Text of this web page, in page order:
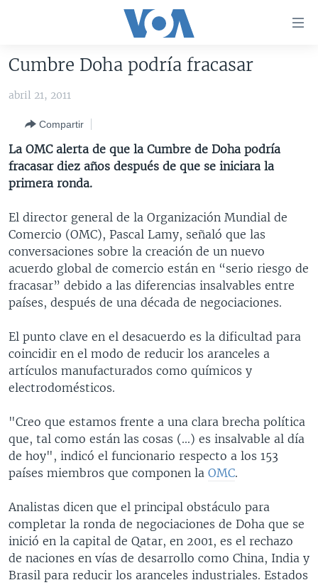
accesibilidad
principal
Salte
al
navegador
Salte
búsqueda
AMÉRICA DEL NORTE
EEUU
MÉXICO
HAITÍ
ELECCIONES EEUU 2024
ELECCIONES EEUU
VOTO DIVIDIDO
VOA VERIFICA
VOA VERIFICA UCRANIA/RUSIA
VOA VERIFICA INMIGRACIÓN
AMÉRICA LATINA
ARGENTINA
COLOMBIA
CHILE
ECUADOR
VENEZUELA
BRASIL
CHINA EN AMÉRICA LATINA
COSTA RICA
EL SALVADOR
GUATEMALA
HONDURAS
NICARAGUA
OTRAS SECCIONES
INMIGRACIÓN
LIBERTAD DE PRENSA
MUNDO
ECONOMÍA
ENTRETENIMIENTO Y CULTURA
TECNOLOGÍA
CIENCIA Y SALUD
ESPECIALES DE LA VOA
LIBERTAD DE PRENSA
UCRANIA
MULTIMEDIA
VIDEOS
FOTOGRAFÍA
PROGRAMAS TV
EL MUNDO AL DÍA
VISIÓN 360
LAS CLAVES
RADIO
AUDIONOTICIAS
BUENOS DÍAS AMÉRICA
ESTADOS UNIDOS AL DÍA
EL MUNDO AL DÍA [RADIO]
FORO [RADIO]
DEPORTIVO INTERNACIONAL
DOCUMENTALES DE LA VOA
Learning English
SÍGANOS
Idiomas
Cumbre Doha podría fracasar
abril 21, 2011
Compartir
La OMC alerta de que la Cumbre de Doha podría
fracasar diez años después de que se iniciara la
primera ronda.
El director general de la Organización Mundial de
Comercio (OMC), Pascal Lamy, señaló que las
conversaciones sobre la creación de un nuevo
acuerdo global de comercio están en “serio riesgo de
fracasar” debido a las diferencias insalvables entre
países, después de una década de negociaciones.
El punto clave en el desacuerdo es la dificultad para
coincidir en el modo de reducir los aranceles a
artículos manufacturados como químicos y
electrodomésticos.
"Creo que estamos frente a una clara brecha política
que, tal como están las cosas (...) es insalvable al día
de hoy", indicó el funcionario respecto a los 153
países miembros que componen la OMC.
Analistas dicen que el principal obstáculo para
completar la ronda de negociaciones de Doha que se
inició en la capital de Qatar, en 2001, es el rechazo
de naciones en vías de desarrollo como China, India y
Brasil para reducir los aranceles industriales. Estados